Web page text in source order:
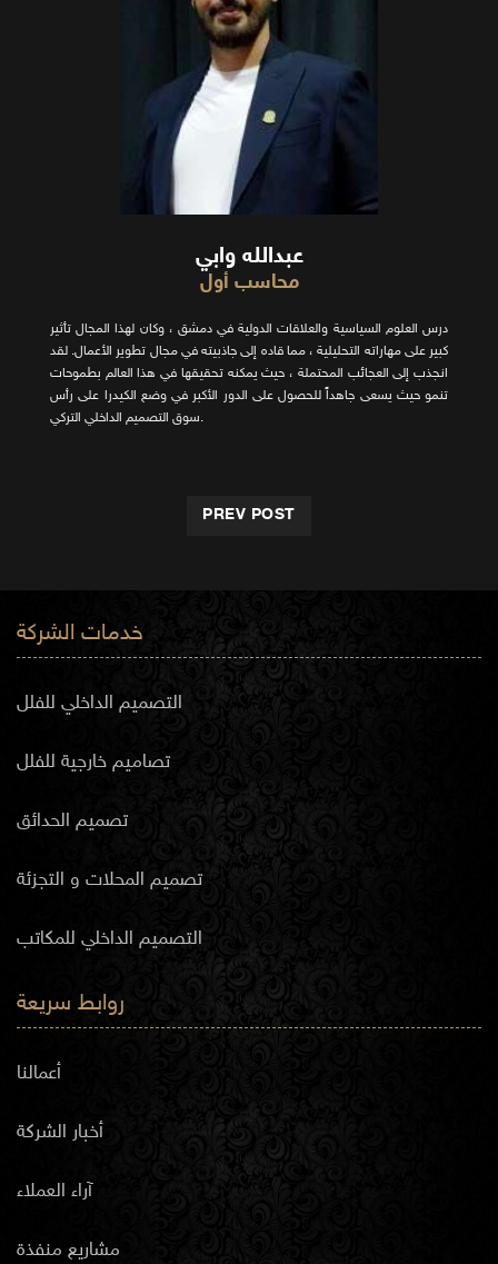
عبدالله وابي
محاسب أول
درس العلوم السياسية والعلاقات الدولية في دمشق ، وكان لهذا المجال تأثير
كبير على مهاراته التحليلية ، مما قاده إلى جاذبيته في مجال تطوير الأعمال. لقد
انجذب إلى العجائب المحتملة ، حيث يمكنه تحقيقها في هذا العالم بطموحات
تنمو حيث يسعى جاهداً للحصول على الدور الأكبر في وضع الكيدرا على رأس
سوق التصميم الداخلي التركي.
PREV POST
خدمات الشركة
التصميم الداخلي للفلل
تصاميم خارجية للفلل
تصميم الحدائق
تصميم المحلات و التجزئة
التصميم الداخلي للمكاتب
روابط سريعة
أعمالنا
أخبار الشركة
آراء العملاء
مشاريع منفذة